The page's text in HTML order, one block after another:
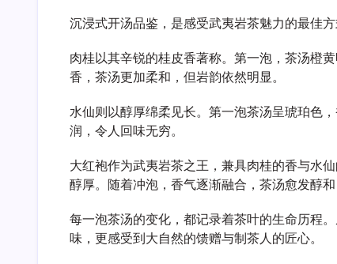
沉浸式开汤品鉴，是感受武夷岩茶魅力的最佳
肉桂以其辛锐的桂皮香著称。第一泡，茶汤橙
香，茶汤更加柔和，但岩韵依然明显。
水仙则以醇厚绵柔见长。第一泡茶汤呈琥珀色
润，令人回味无穷。
大红袍作为武夷岩茶之王，兼具肉桂的香与水
醇厚。随着冲泡，香气逐渐融合，茶汤愈发醇和
每一泡茶汤的变化，都记录着茶叶的生命历程
味，更感受到大自然的馈赠与制茶人的匠心。